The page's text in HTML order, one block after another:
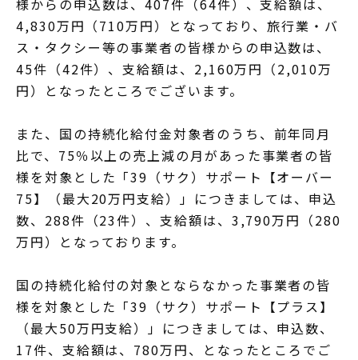
様からの申込数は、407件（64件）、支給額は、
4,830万円（710万円）となっており、旅行業・バ
ス・タクシー等の事業者の皆様からの申込数は、
45件（42件）、支給額は、2,160万円（2,010万
円）となったところでございます。
また、国の持続化給付金対象者のうち、前年同月
比で、75％以上の売上減の月があった事業者の皆
様を対象とした「39（サク）サポート【オーバー
75】（最大20万円支給）」につきましては、申込
数、288件（23件）、支給額は、3,790万円（280
万円）となっております。
国の持続化給付の対象とならなかった事業者の皆
様を対象とした「39（サク）サポート【プラス】
（最大50万円支給）」につきましては、申込数、
17件、支給額は、780万円、となったところでご